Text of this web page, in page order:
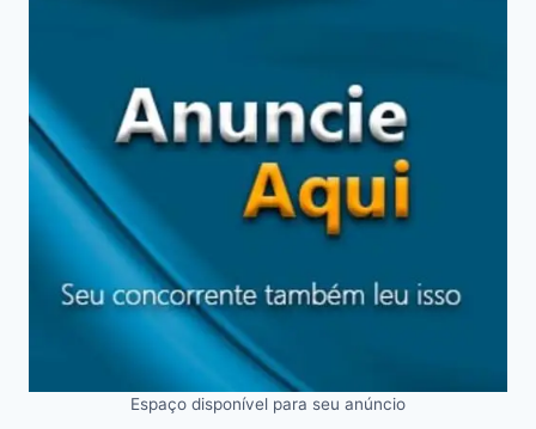
Espaço disponível para seu anúncio